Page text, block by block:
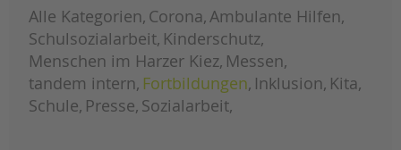
Tagesgruppen
HILFEN ZUR ERZIEHUNG
EINGLIEDERUNGSHILFE
Suchen
Alle Kategorien Corona Ambulante Hilfen
Schulsozialarbeit Kinderschutz
Menschen im Harzer Kiez Messen
tandem intern Fortbildungen Inklusion Kita
Schule Presse Sozialarbeit